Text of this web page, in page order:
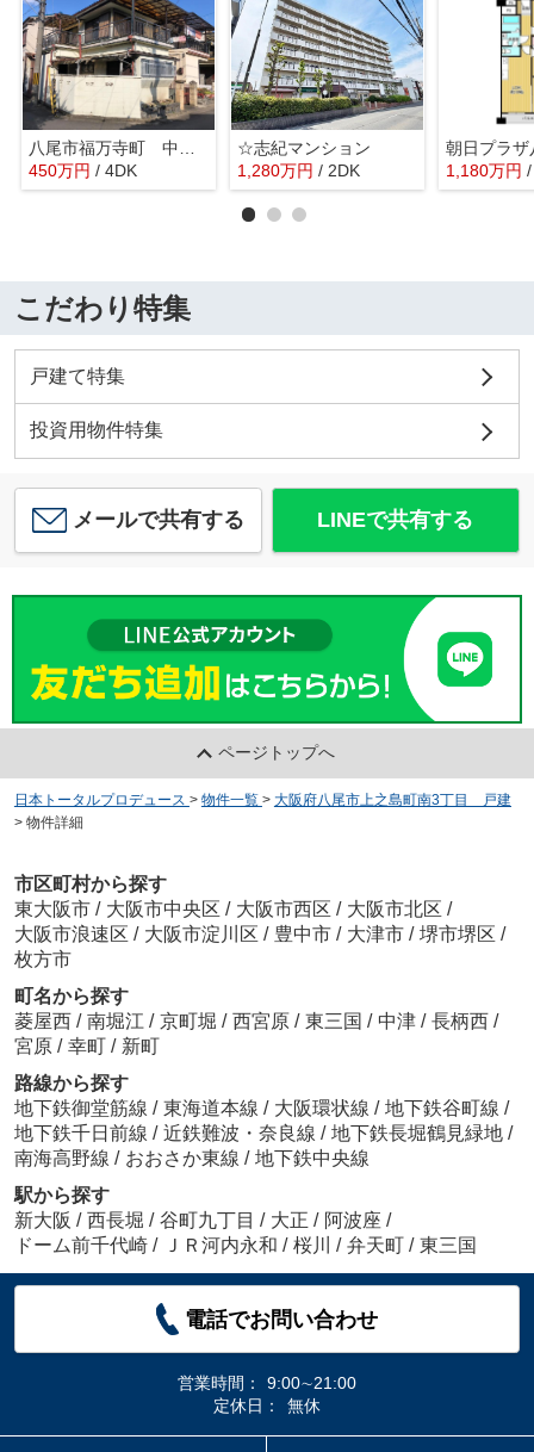
450万円 / 4DK
☆志紀マンション
1,280万円 / 2DK
朝日プラザ
1,180万円
こだわり特集
戸建て特集
投資用物件特集
メールで共有する LINEで共有する
ページトップへ
日本トータルプロデュース > 物件一覧 > 大阪府八尾市上之島町南3丁目 戸建
> 物件詳細
市区町村から探す
東大阪市 / 大阪市中央区 / 大阪市西区 / 大阪市北区 /
大阪市浪速区 / 大阪市淀川区 / 豊中市 / 大津市 / 堺市堺区 /
枚方市
町名から探す
菱屋西 / 南堀江 / 京町堀 / 西宮原 / 東三国 / 中津 / 長柄西 /
宮原 / 幸町 / 新町
路線から探す
地下鉄御堂筋線 / 東海道本線 / 大阪環状線 / 地下鉄谷町線 /
地下鉄千日前線 / 近鉄難波・奈良線 / 地下鉄長堀鶴見緑地 /
南海高野線 / おおさか東線 / 地下鉄中央線
駅から探す
新大阪 / 西長堀 / 谷町九丁目 / 大正 / 阿波座 /
ドーム前千代崎 / ＪＲ河内永和 / 桜川 / 弁天町 / 東三国
電話でお問い合わせ
営業時間：
9:00∼21:00
定休日：
無休